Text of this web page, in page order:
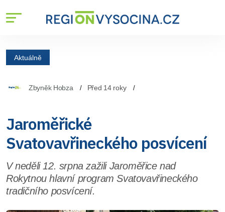
Aktuálně
Zbyněk Hobza Před 14 roky
Jaroměřické
Svatovavřineckého posvícení
V neděli 12. srpna zažili Jaroměřice nad
Rokytnou hlavní program Svatovavřineckého
tradičního posvícení.